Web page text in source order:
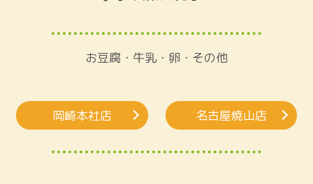
お豆腐・牛乳・卵・その他
岡崎本社店 名古屋焼山店